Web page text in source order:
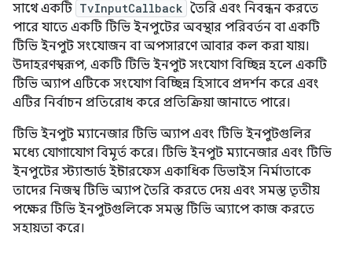
সাথে একটি TvInputCallback তৈরি এবং নিবন্ধন করতে
পারে যাতে একটি টিভি ইনপুটের অবস্থার পরিবর্তন বা একটি
টিভি ইনপুট সংযোজন বা অপসারণে আবার কল করা যায়।
উদাহরণস্বরূপ, একটি টিভি ইনপুট সংযোগ বিচ্ছিন্ন হলে একটি
টিভি অ্যাপ এটিকে সংযোগ বিচ্ছিন্ন হিসাবে প্রদর্শন করে এবং
এটির নির্বাচন প্রতিরোধ করে প্রতিক্রিয়া জানাতে পারে।
টিভি ইনপুট ম্যানেজার টিভি অ্যাপ এবং টিভি ইনপুটগুলির
মধ্যে যোগাযোগ বিমূর্ত করে। টিভি ইনপুট ম্যানেজার এবং টিভি
ইনপুটের স্ট্যান্ডার্ড ইন্টারফেস একাধিক ডিভাইস নির্মাতাকে
তাদের নিজস্ব টিভি অ্যাপ তৈরি করতে দেয় এবং সমস্ত তৃতীয়
পক্ষের টিভি ইনপুটগুলিকে সমস্ত টিভি অ্যাপে কাজ করতে
সহায়তা করে।